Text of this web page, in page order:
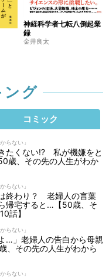
神経科学者七転八倒起業
録
金井良太
ング
コミック
らない」
たくない⁉ 私が機嫌をと
歳、その先の人生がわか
らない」
終わり？ 老婦人の言葉
帰宅すると…【50歳、そ
話】
らない」
…」老婦人の告白から母親
、その先の人生がわから
らない」